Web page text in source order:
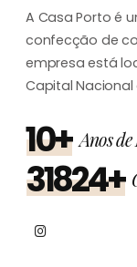
A Casa Porto é
confecção de
empresa está
Capital
10+ Anos
31824+